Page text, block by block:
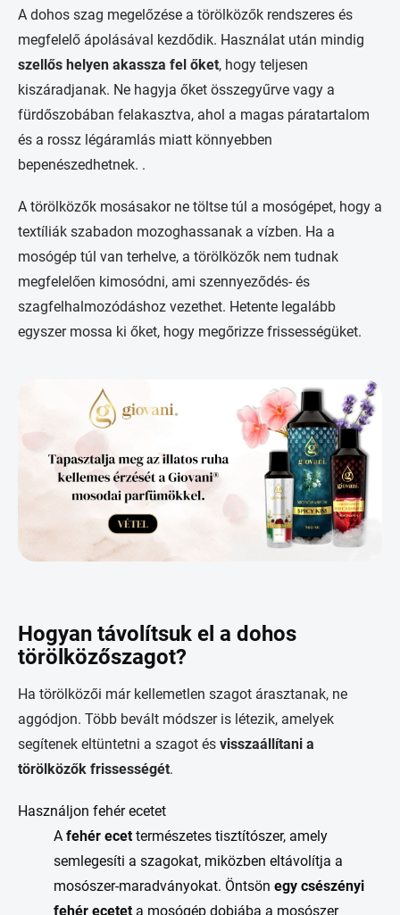
A dohos szag megelőzése a törölközők rendszeres és
megfelelő ápolásával kezdődik. Használat után mindig
szellős helyen akassza fel őket, hogy teljesen
kiszáradjanak. Ne hagyja őket összegyűrve vagy a
fürdőszobában felakasztva, ahol a magas páratartalom
és a rossz légáramlás miatt könnyebben
bepenészedhetnek. .
A törölközők mosásakor ne töltse túl a mosógépet, hogy a
textíliák szabadon mozoghassanak a vízben. Ha a
mosógép túl van terhelve, a törölközők nem tudnak
megfelelően kimosódni, ami szennyeződés- és
szagfelhalmozódáshoz vezethet. Hetente legalább
egyszer mossa ki őket, hogy megőrizze frissességüket.
Hogyan távolítsuk el a dohos
törölközőszagot?
Ha törölközői már kellemetlen szagot árasztanak, ne
aggódjon. Több bevált módszer is létezik, amelyek
segítenek eltüntetni a szagot és visszaállítani a
törölközők frissességét.
Használjon fehér ecetet
A fehér ecettermészetes tisztítószer, amely
semlegesíti a szagokat, miközben eltávolítja a
mosószer-maradványokat. Öntsön egy csészényi
fehér eceteta mosógép dobjába a mosószer